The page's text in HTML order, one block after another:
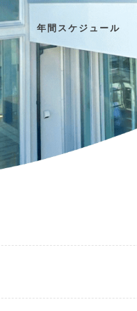
年間スケジュール